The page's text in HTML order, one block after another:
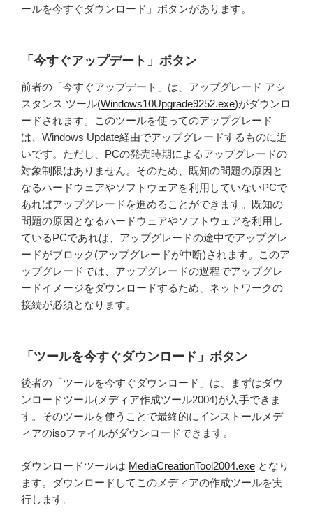
ールを今すぐダウンロード」ボタンがあります。
「今すぐアップデート」ボタン
前者の「今すぐアップデート」は、アップグレード アシ
スタンス ツール(Windows10Upgrade9252.exe)がダウンロ
ードされます。このツールを使ってのアップグレード
は、Windows Update経由でアップグレードするものに近
いです。ただし、PCの発売時期によるアップグレードの
対象制限はありません。そのため、既知の問題の原因と
なるハードウェアやソフトウェアを利用していないPCで
あればアップグレードを進めることができます。既知の
問題の原因となるハードウェアやソフトウェアを利用し
ているPCであれば、アップグレードの途中でアップグレ
ードがブロック(アップグレードが中断)されます。このア
ップグレードでは、アップグレードの過程でアップグレ
ードイメージをダウンロードするため、ネットワークの
接続が必須となります。
「ツールを今すぐダウンロード」ボタン
後者の「ツールを今すぐダウンロード」は、まずはダウ
ンロードツール(メディア作成ツール2004)が入手できま
す。そのツールを使うことで最終的にインストールメデ
ィアのisoファイルがダウンロードできます。
ダウンロードツールは MediaCreationTool2004.exe となり
ます。ダウンロードしてこのメディアの作成ツールを実
行します。